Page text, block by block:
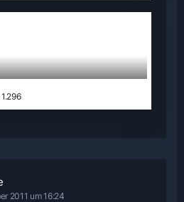
2011 um 16:24